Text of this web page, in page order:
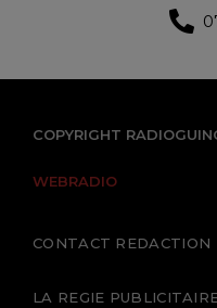
COPYRIGHT
WEBRADIO
CONTACT REDACTION
LA REGIE